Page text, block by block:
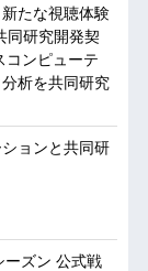
たな視聴体験
同研究開発契
コンピューテ
析を共同研究
ョンと共同研
ーズン 公式戦